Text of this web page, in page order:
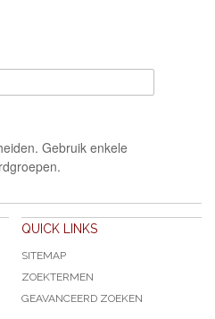
Gebruik enkele
QUICK LINKS
SITEMAP
ZOEKTERMEN
GEAVANCEERD ZOEKEN